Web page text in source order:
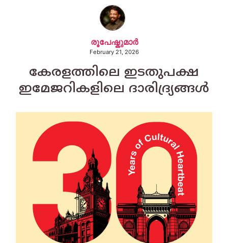
രൂപേഷ്കുമാര്‍
February 21, 2026
കേരളത്തിലെ ഇടതുപക്ഷ
ഇമേജറികളിലെ ദാരിദ്ര്യങ്ങൾ